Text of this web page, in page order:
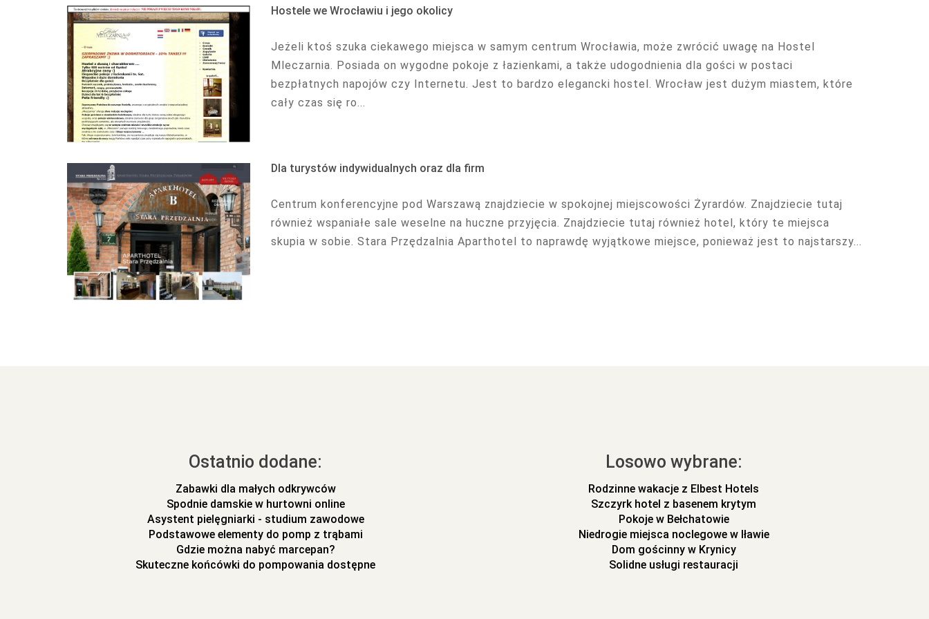
Hostele we Wrocławiu i jego okolicy
Jeżeli ktoś szuka ciekawego miejsca w samym centrum Wrocławia, może zwrócić uwagę na Hostel
Mleczarnia. Posiada on wygodne pokoje z łazienkami, a także udogodnienia dla gości w postaci
bezpłatnych napojów czy Internetu. Jest to bardzo elegancki hostel. Wrocław jest dużym miastem, które
cały czas się ro...
Dla turystów indywidualnych oraz dla firm
Centrum konferencyjne pod Warszawą znajdziecie w spokojnej miejscowości Żyrardów. Znajdziecie tutaj
również wspaniałe sale weselne na huczne przyjęcia. Znajdziecie tutaj również hotel, który te miejsca
skupia w sobie. Stara Przędzalnia Aparthotel to naprawdę wyjątkowe miejsce, ponieważ jest to najstarszy...
Ostatnio dodane:
Zabawki dla małych odkrywców
Spodnie damskie w hurtowni online
Asystent pielęgniarki - studium zawodowe
Podstawowe elementy do pomp z trąbami
Gdzie można nabyć marcepan?
Skuteczne końcówki do pompowania dostępne
Losowo wybrane:
Rodzinne wakacje z Elbest Hotels
Szczyrk hotel z basenem krytym
Pokoje w Bełchatowie
Niedrogie miejsca noclegowe w Iławie
Dom gościnny w Krynicy
Solidne usługi restauracji